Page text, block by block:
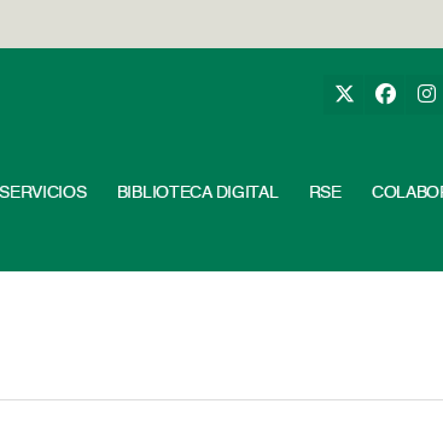
BIBLIOTECA DIGITAL RSE